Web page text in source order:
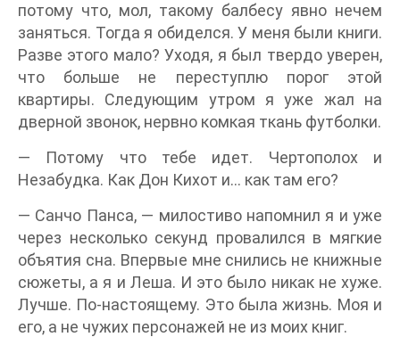
потому что, мол, такому балбесу явно нечем
заняться. Тогда я обиделся. У меня были книги.
Разве этого мало? Уходя, я был твердо уверен,
что больше не переступлю порог этой
квартиры. Следующим утром я уже жал на
дверной звонок, нервно комкая ткань футболки.
— Потому что тебе идет. Чертополох и
Незабудка. Как Дон Кихот и… как там его?
— Санчо Панса, — милостиво напомнил я и уже
через несколько секунд провалился в мягкие
объятия сна. Впервые мне снились не книжные
сюжеты, а я и Леша. И это было никак не хуже.
Лучше. По-настоящему. Это была жизнь. Моя и
его, а не чужих персонажей не из моих книг.